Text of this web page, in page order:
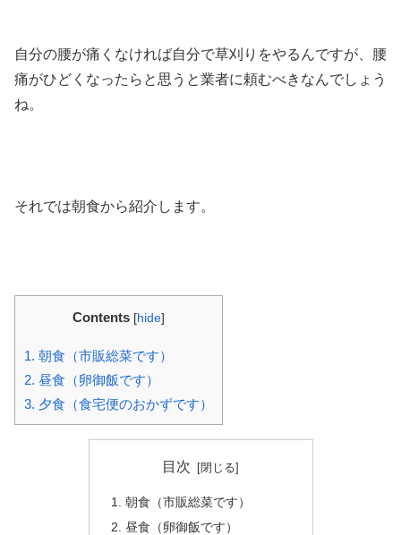
自分の腰が痛くなければ自分で草刈りをやるんですが、腰
痛がひどくなったらと思うと業者に頼むべきなんでしょう
ね。
それでは朝食から紹介します。
Contents [hide]
1. 朝食（市販総菜です）
2. 昼食（卵御飯です）
3. 夕食（食宅便のおかずです）
目次
朝食（市販総菜です）
昼食（卵御飯です）